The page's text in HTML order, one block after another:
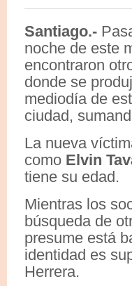
Santiago.-
noche de este
encontraron
donde se
mediodía de
ciudad,
La nueva
como Elvin
tiene su edad.
Mientras los
búsqueda de
presume está
identidad es
Herrera.